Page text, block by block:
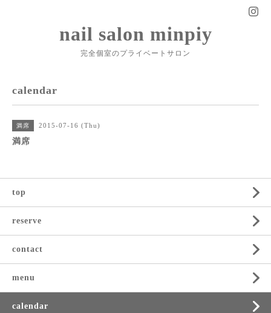
nail salon minpiy
完全個室のプライベートサロン
calendar
満席 2015-07-16 (Thu)
満席
top
reserve
contact
menu
calendar